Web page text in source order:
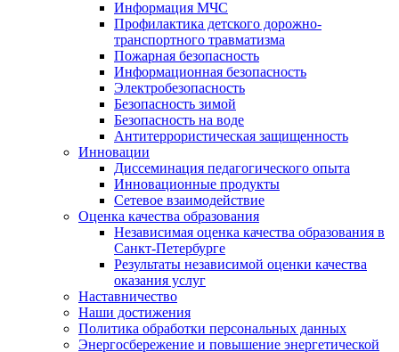
Информация МЧС
Профилактика детского дорожно-
транспортного травматизма
Пожарная безопасность
Информационная безопасность
Электробезопасность
Безопасность зимой
Безопасность на воде
Антитеррористическая защищенность
Инновации
Диссеминация педагогического опыта
Инновационные продукты
Сетевое взаимодействие
Оценка качества образования
Независимая оценка качества образования в
Санкт-Петербурге
Результаты независимой оценки качества
оказания услуг
Наставничество
Наши достижения
Политика обработки персональных данных
Энергосбережение и повышение энергетической